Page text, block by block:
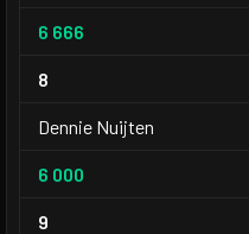
6 666
8
Dennie Nuijten
6 000
9